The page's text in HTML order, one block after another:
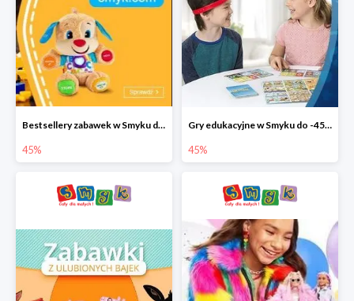
Bestsellery zabawek w Smyku do -45%
45%
Gry edukacyjne w Smyku do -45%
45%